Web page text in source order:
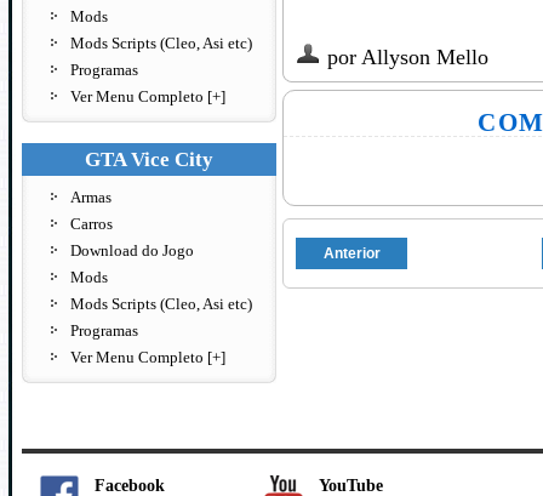
Mods
Mods Scripts (Cleo, Asi etc)
Programas
Ver Menu Completo [+]
GTA Vice City
Armas
Carros
Download do Jogo
Mods
Mods Scripts (Cleo, Asi etc)
Programas
Ver Menu Completo [+]
por Allyson Mello
Anterior
Facebook YouTube